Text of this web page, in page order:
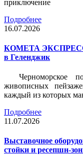
приключение
Подробнее
16.07.2026
КОМЕТА ЭКСПРЕСС:
в Геленджик
Черноморское
живописных
каждый из которых
Подробнее
11.07.2026
Выставочное
стойки и ресепшн-